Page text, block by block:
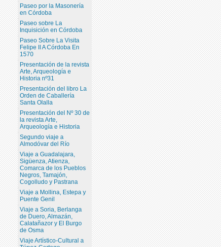
Paseo por la Masonería
en Córdoba
Paseo sobre La
Inquisición en Córdoba
Paseo Sobre La Visita
Felipe II A Córdoba En
1570
Presentación de la revista
Arte, Arqueología e
Historia nº31
Presentación del libro La
Orden de Caballería
Santa Olalla
Presentación del Nº 30 de
la revista Arte,
Arqueología e Historia
Segundo viaje a
Almodóvar del Río
Viaje a Guadalajara,
Sigüenza, Atienza,
Comarca de los Pueblos
Negros, Tamajón,
Cogolludo y Pastrana
Viaje a Mollina, Estepa y
Puente Genil
Viaje a Soria, Berlanga
de Duero, Almazán,
Calatañazor y El Burgo
de Osma
Viaje Artístico-Cultural a